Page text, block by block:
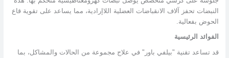
النبضات تحفز آلاف الانقباضات العضلية اللاإرادية، مما يساعد على تقوية قاع
الحوض بفعالية.
الفوائد الرئيسية
قد تساعد تقنية "بيلفي باور" في علاج مجموعة من الحالات والمشاكل، بما